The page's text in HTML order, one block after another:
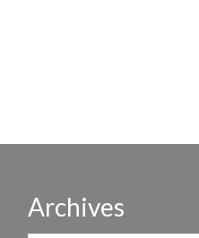
Archives